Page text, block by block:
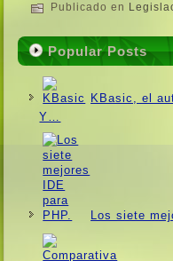
Publicado en
Popular Posts
KBasic, el
Y…
Los siete